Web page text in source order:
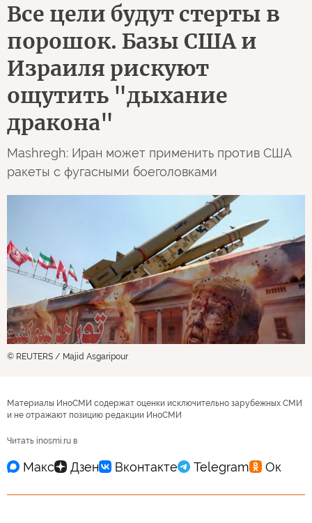
Все цели будут стерты в
порошок. Базы США и
Израиля рискуют
ощутить "дыхание
дракона"
Mashregh: Иран может применить против США
ракеты с фугасными боеголовками
© REUTERS / Majid Asgaripour
Материалы ИноСМИ содержат оценки исключительно зарубежных СМИ
и не отражают позицию редакции ИноСМИ
Читать inosmi.ru в